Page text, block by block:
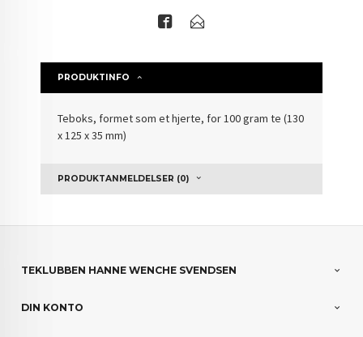
PRODUKTINFO
Teboks, formet som et hjerte, for 100 gram te (130
x 125 x 35 mm)
PRODUKTANMELDELSER (0)
TEKLUBBEN HANNE WENCHE SVENDSEN
DIN KONTO